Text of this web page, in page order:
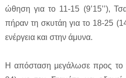
ώθηση για το 11-15 (9’15’’),
πήραν τη σκυτάη για το 18-25
ενέργεια και στην άμυνα.
Η απόσταση μεγάλωσε προς το